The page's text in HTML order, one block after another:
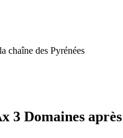
chaîne des Pyrénées
3 Domaines